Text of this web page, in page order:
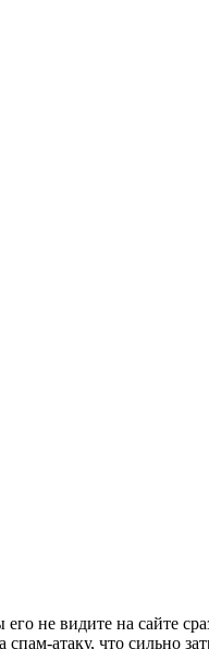
его не видите на сайте
атаку, что сильно